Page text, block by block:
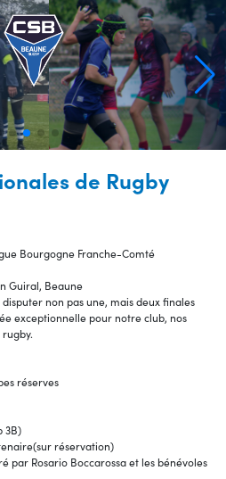
de Rugby
Bourgogne Franche-Comté
Guiral, Beaune
non pas une, mais deux finales
exceptionnelle pour notre club, nos
réserves
3B)
réservation)
par Rosario Boccarossa et les bénévoles